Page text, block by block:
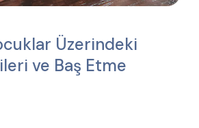
Üzerindeki
ve Baş Etme